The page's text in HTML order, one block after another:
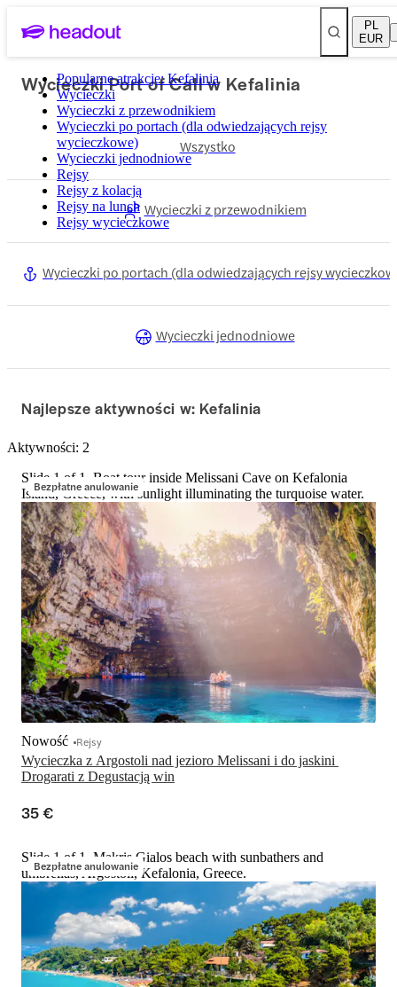
PL
EUR
Popularne atrakcje: Kefalinia
Wycieczki
Wycieczki z przewodnikiem
Wycieczki po portach (dla odwiedzających rejsy
wycieczkowe)
Wycieczki jednodniowe
Rejsy
Rejsy z kolacją
Rejsy na lunch
Rejsy wycieczkowe
Wycieczki Port of Call w Kefalinia
Wszystko
Wycieczki z przewodnikiem
Wycieczki po portach (dla odwiedzających rejsy
Wycieczki jednodniowe
Najlepsze aktywności w: Kefalinia
Aktywności: 2
Bezpłatne anulowanie
Slide 1 of 1, Boat tour inside Melissani Cave on Kefalonia
Island, Greece, with sunlight illuminating the turquoise water.
Wycieczka z Argostoli nad jezioro Melissani i do jaskini
Drogarati z Degustacją win
Nowość Rejsy
35 €
Bezpłatne anulowanie
Slide 1 of 1, Makris Gialos beach with sunbathers and
umbrellas, Argostoli, Kefalonia, Greece.